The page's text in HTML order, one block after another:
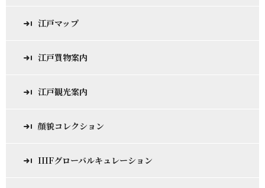
江戸マップ
江戸買物案内
江戸観光案内
顔貌コレクション
IIIFグローバルキュレーション